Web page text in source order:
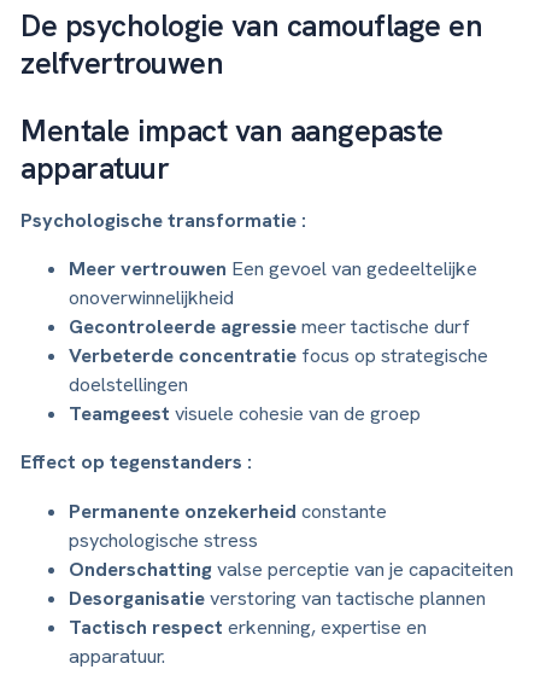
De psychologie van camouflage en
zelfvertrouwen
Mentale impact van aangepaste
apparatuur
Psychologische transformatie :
Meer vertrouwen Een gevoel van gedeeltelijke
onoverwinnelijkheid
Gecontroleerde agressiemeer tactische durf
Verbeterde concentratie focus op strategische
doelstellingen
Teamgeest visuele cohesie van de groep
Effect op tegenstanders :
Permanente onzekerheid constante
psychologische stress
Onderschattingvalse perceptie van je capaciteiten
Desorganisatieverstoring van tactische plannen
Tactisch respect erkenning, expertise en
apparatuur.